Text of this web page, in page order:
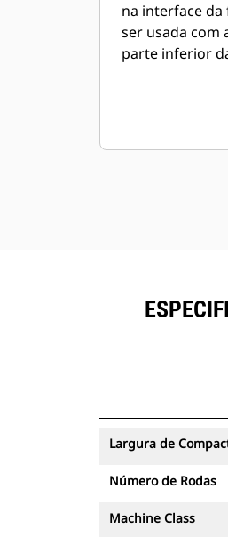
na interface
ser usada com
parte inferior
Largura de
Número de Rodas
Machine Class